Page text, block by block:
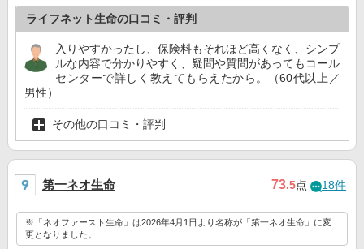
ライフネット生命の口コミ・評判
入りやすかったし、保険料もそれほど高くなく、シンプ
ルな内容で分かりやすく、疑問や質問があってもコール
センターで詳しく教えてもらえたから。（60代以上／
男性）
その他の口コミ・評判
第一ネオ生命 73.5点 18件
※「ネオファースト生命」は2026年4月1日より名称が「第一ネオ生命」に変
更となりました。